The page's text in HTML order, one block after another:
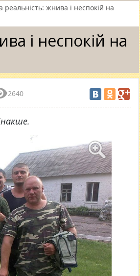
реальність: жнива і неспокій на
і неспокій на
2640